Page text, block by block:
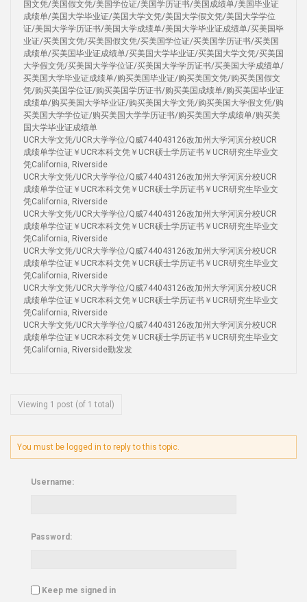
国文凭/美国假文凭/美国学位证/美国学历证书/美国成绩单/美国毕业证
成绩单/美国大学毕业证/美国大学文凭/美国大学假文凭/美国大学学位
证/美国大学学历证书/美国大学成绩单/美国大学毕业证成绩单/买美国毕
业证/买美国文凭/买美国假文凭/买美国学位证/买美国学历证书/买美国
成绩单/买美国毕业证成绩单/买美国大学毕业证/买美国大学文凭/买美国
大学假文凭/买美国大学学位证/买美国大学学历证书/买美国大学成绩单/
买美国大学毕业证成绩单/购买美国毕业证/购买美国文凭/购买美国假文
凭/购买美国学位证/购买美国学历证书/购买美国成绩单/购买美国毕业证
成绩单/购买美国大学毕业证/购买美国大学文凭/购买美国大学假文凭/购
买美国大学学位证/购买美国大学学历证书/购买美国大学成绩单/购买美
国大学毕业证成绩单
UCR大学文凭/UCR大学学位/Q威744043126改加州大学河滨分校UCR
成绩单学位证￥UCR本科文凭￥UCR硕士学历证书￥UCR研究生毕业文
凭California, Riverside
UCR大学文凭/UCR大学学位/Q威744043126改加州大学河滨分校UCR
成绩单学位证￥UCR本科文凭￥UCR硕士学历证书￥UCR研究生毕业文
凭California, Riverside
UCR大学文凭/UCR大学学位/Q威744043126改加州大学河滨分校UCR
成绩单学位证￥UCR本科文凭￥UCR硕士学历证书￥UCR研究生毕业文
凭California, Riverside
UCR大学文凭/UCR大学学位/Q威744043126改加州大学河滨分校UCR
成绩单学位证￥UCR本科文凭￥UCR硕士学历证书￥UCR研究生毕业文
凭California, Riverside
UCR大学文凭/UCR大学学位/Q威744043126改加州大学河滨分校UCR
成绩单学位证￥UCR本科文凭￥UCR硕士学历证书￥UCR研究生毕业文
凭California, Riverside
UCR大学文凭/UCR大学学位/Q威744043126改加州大学河滨分校UCR
成绩单学位证￥UCR本科文凭￥UCR硕士学历证书￥UCR研究生毕业文
凭California, Riverside勤发发
Viewing 1 post (of 1 total)
You must be logged in to reply to this topic.
Username:
Password:
Keep me signed in